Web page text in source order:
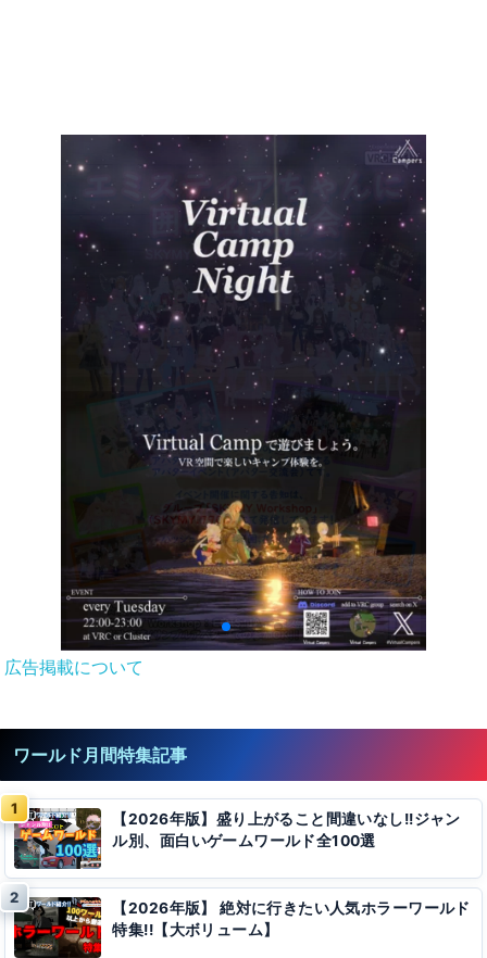
広告掲載について
ワールド月間特集記事
【2026年版】盛り上がること間違いなし!!ジャン
ル別、面白いゲームワールド全100選
【2026年版】 絶対に行きたい人気ホラーワールド
特集!!【大ボリューム】